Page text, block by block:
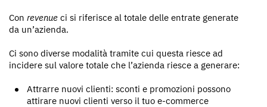
Con revenue ci si riferisce al totale delle entrate generate
da un’azienda.
Ci sono diverse modalità tramite cui questa riesce ad
incidere sul valore totale che l’azienda riesce a generare:
Attrarre nuovi clienti: sconti e promozioni possono
attirare nuovi clienti verso il tuo e-commerce